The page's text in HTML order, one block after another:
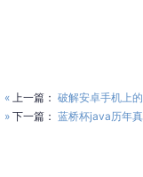
« 上一篇： 破解安卓手机上
» 下一篇： 蓝桥杯java历年